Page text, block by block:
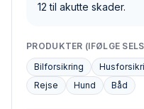
12 til akutte skader.
PRODUKTER (IFØLGE
Bilforsikring
Rejse
Hund Båd